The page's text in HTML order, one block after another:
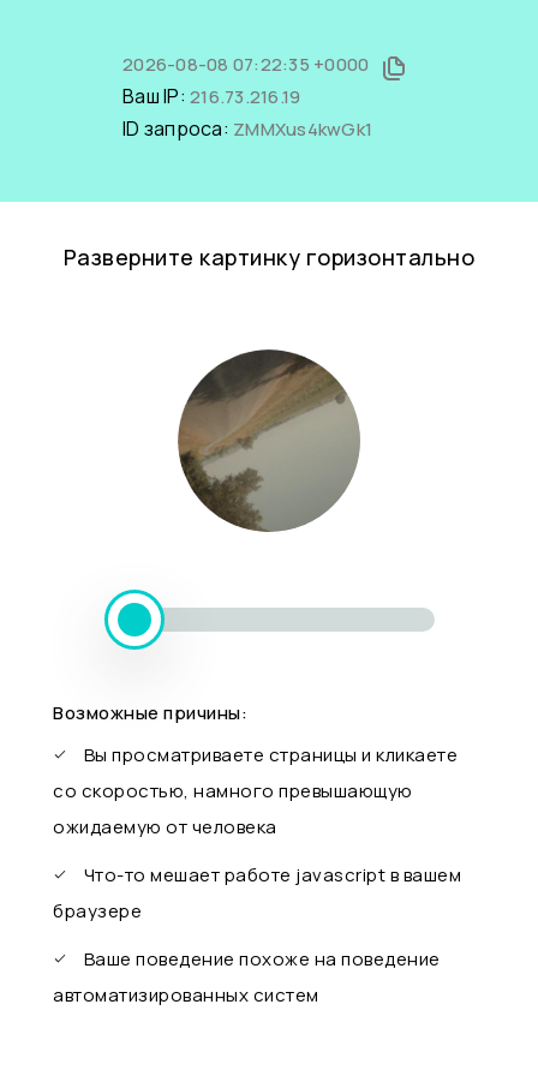
2026-08-08 07:22:35 +0000
Ваш IP: 216.73.216.19
ID запроса: ZMMXus4kwGk1
Разверните картинку горизонтально
Возможные причины:
Вы просматриваете страницы и кликаете
со скоростью, намного превышающую
ожидаемую от человека
Что-то мешает работе javascript в вашем
браузере
Ваше поведение похоже на поведение
автоматизированных систем